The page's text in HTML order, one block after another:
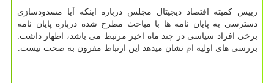
رییس کمیته اقتصاد دیجیتال مجلس درباره اینکه آیا مسدودسازی
دسترسی به پایان نامه ها با مباحث مطرح شده درباره پایان نامه
برخی افراد سیاسی در چند ماه اخیر مرتبط می باشد، اظهار داشت:
بررسی های اولیه ام نشان میدهد این ارتباط مقرون به صحت نیست.